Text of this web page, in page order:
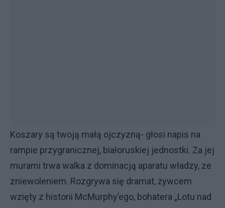
Koszary są twoją małą ojczyzną- głosi napis na
rampie przygranicznej, białoruskiej jednostki. Za jej
murami trwa walka z dominacją aparatu władzy, ze
zniewoleniem. Rozgrywa się dramat, żywcem
wzięty z historii McMurphy’ego, bohatera „Lotu nad